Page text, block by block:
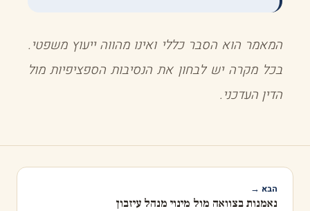
המאמר הוא הסבר כללי ואינו מהווה ייעוץ משפטי.
בכל מקרה יש לבחון את הנסיבות הספציפיות מול
הדין העדכני.
הבא →
נאמנות בצוואה מול מינוי מנהל עיזבון